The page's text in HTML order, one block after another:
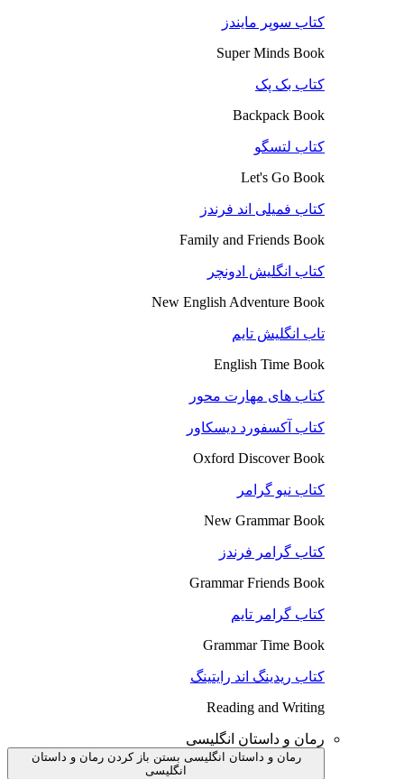
کتاب سوپر مایندز
Super Minds Book
کتاب بک پک
Backpack Book
کتاب لتسگو
Let's Go Book
کتاب فمیلی اند فرندز
Family and Friends Book
کتاب انگلیش ادونچر
New English Adventure Book
تاب انگلیش تایم
English Time Book
کتاب های مهارت محور
کتاب آکسفورد دیسکاور
Oxford Discover Book
کتاب نیو گرامر
New Grammar Book
کتاب گرامر فرندز
Grammar Friends Book
کتاب گرامر تایم
Grammar Time Book
کتاب ریدینگ اند رایتینگ
Reading and Writing
رمان و داستان انگلیسی
رمان و داستان انگلیسی بستن باز کردن رمان و داستان
انگلیسی